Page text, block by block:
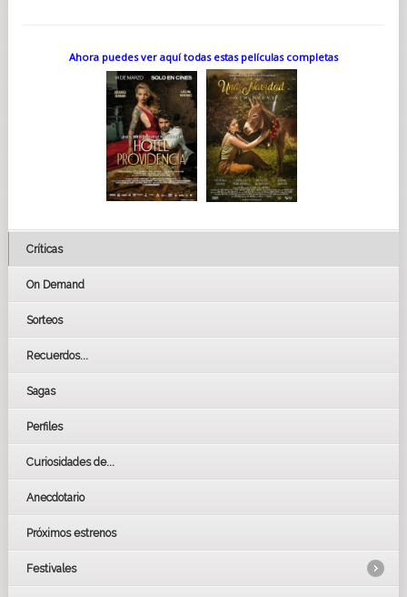
Ahora puedes ver aquí todas estas películas completas
Críticas
On Demand
Sorteos
Recuerdos...
Sagas
Perfiles
Curiosidades de...
Anecdotario
Próximos estrenos
Festivales